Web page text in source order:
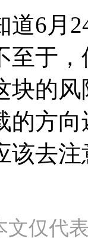
道6月
至于
块的
的方
该去
仅代表